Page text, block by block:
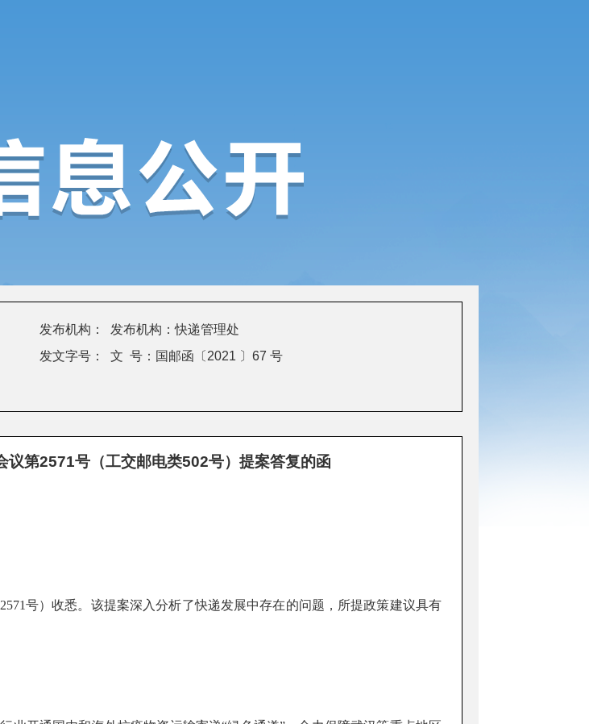
发布机构：
发布机构：快递管理处
发文字号：
文 号：国邮函〔2021 〕67 号
议第2571号（工交邮电类502号）提案答复的函
号）收悉。该提案深入分析了快递发展中存在的问题，所提政策建议具有